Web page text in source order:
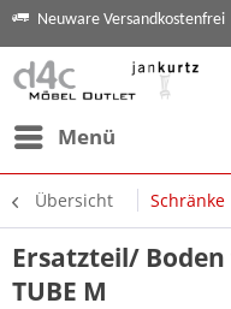
Neuware Versandkostenfrei
Menü
Übersicht Schränke
Ersatzteil/
TUBE M